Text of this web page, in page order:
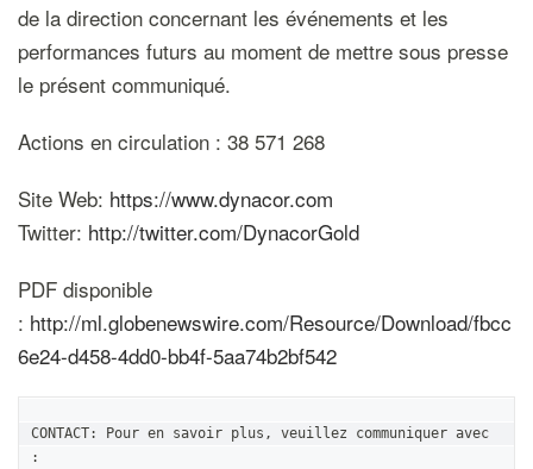
de la direction concernant les événements et les
performances futurs au moment de mettre sous presse
le présent communiqué.
Actions en circulation : 38 571 268
Site Web: https://www.dynacor.com
Twitter: http://twitter.com/DynacorGold
PDF disponible
: http://ml.globenewswire.com/Resource/Download/fbcc
6e24-d458-4dd0-bb4f-5aa74b2bf542
CONTACT: Pour en savoir plus, veuillez communiquer avec
: